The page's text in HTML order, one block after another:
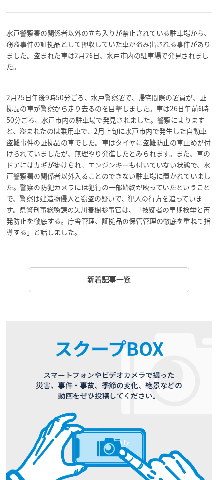
水戸警察署の関係者以外の立ち入りが禁止されている駐車場から、
窃盗事件の証拠品として押収していた車が盗み出される事件があり
ました。盗まれた車は2月26日、水戸市内の駐車場で発見されまし
た。
2月25日午後9時50分ごろ、水戸警察署で、帰宅間際の署員が、証
拠品の車が警察から走り去るのを目撃しました。車は26日午前6時
50分ごろ、水戸市内の駐車場で発見されました。警察によります
と、盗まれたのは乗用車で、2月上旬に水戸市内で発生した自動車
盗難事件の証拠品の車でした。車はタイヤに盗難防止の車止めが付
けられていましたが、無理やり発進したとみられます。また、車の
ドアにはカギが掛けられ、エンジンキーも付いていない状態で、水
戸警察署の関係者以外入ることのできない駐車場に置かれていまし
た。警察の防犯カメラには犯行の一部始終が映っていたということ
で、警察は建造物侵入と窃盗の疑いで、犯人の行方を追っていま
す。県警刑事総務課の矢川春樹参事官は、「被疑者の早期検挙と再
発防止を徹底する。庁舎管理、証拠品の保管管理の徹底を重ねて指
導する」と話しました。
新着記事一覧